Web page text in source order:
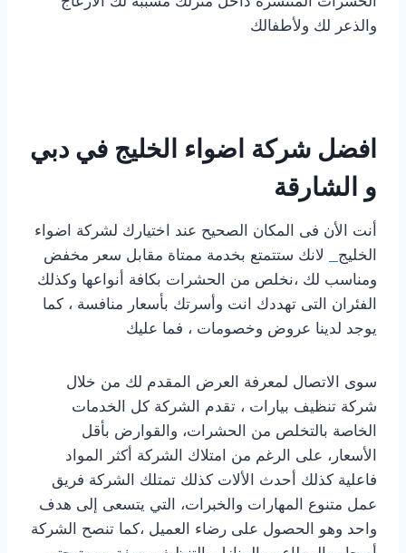
والذعر لك ولأطفالك
افضل شركة اضواء الخليج في دبي
و الشارقة
أنت الأن فى المكان الصحيح عند اختيارك لشركة اضواء
الخليج
لانك ستتمتع بخدمة ممتاة مقابل سعر مخفض
ومناسب لك ،نخلص من الحشرات بكافة أنواعها وكذلك
الفئران التى تهددك انت وأسرتك بأسعار منافسة ، كما
يوجد لدينا عروض وخصومات ، فما عليك
سوى الاتصال لمعرفة العرض المقدم لك من خلال
شركة تنظيف بيارات ، تقدم الشركة كل الخدمات
الخاصة بالتخلص من الحشرات، والقوارض بأقل
الأسعار، على الرغم من امتلاك الشركة أكثر المواد
فاعلية كذلك أحدث الألات كذلك تمتلك الشركة فريق
عمل متنوع المهارات والخبرات، التي يتسعى إلى هدف
واحد وهو الحصول على رضاء العميل ،كما تنصح الشركة